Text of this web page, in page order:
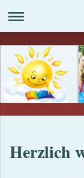
Herzlich